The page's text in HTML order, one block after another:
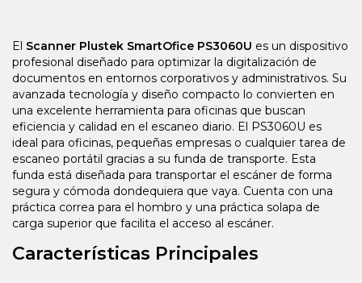
El Scanner Plustek SmartOfice PS3060U es un dispositivo
profesional diseñado para optimizar la digitalización de
documentos en entornos corporativos y administrativos. Su
avanzada tecnología y diseño compacto lo convierten en
una excelente herramienta para oficinas que buscan
eficiencia y calidad en el escaneo diario. El PS3060U es
ideal para oficinas, pequeñas empresas o cualquier tarea de
escaneo portátil gracias a su funda de transporte. Esta
funda está diseñada para transportar el escáner de forma
segura y cómoda dondequiera que vaya. Cuenta con una
práctica correa para el hombro y una práctica solapa de
carga superior que facilita el acceso al escáner.
Características Principales